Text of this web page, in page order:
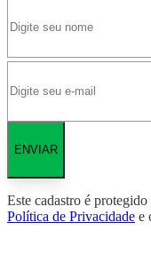
ENVIAR
Este cadastro é
Política de Privacidade e